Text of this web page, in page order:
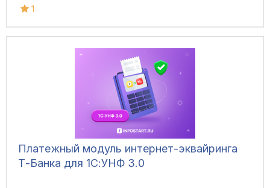
Альфа-Банк и др.
1
Платежный модуль интернет-эквайринга
Т-Банка для 1С:УНФ 3.0